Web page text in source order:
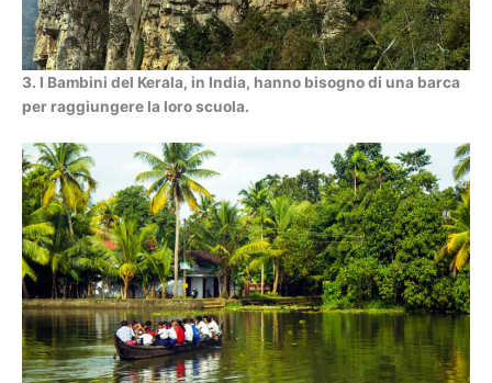
3. I Bambini del Kerala, in India, hanno bisogno di una barca
per raggiungere la loro scuola.